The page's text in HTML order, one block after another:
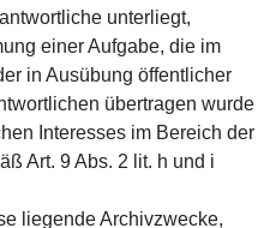
unterliegt,
einer Aufgabe, die im
in Ausübung öffentlicher
übertragen wurde
Interesses im Bereich der
Art. 9 Abs. 2 lit. h und i
liegende Archivzwecke,